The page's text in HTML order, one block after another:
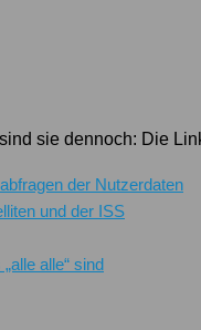
sie dennoch: Die
der Nutzerdaten
und der ISS
alle“ sind